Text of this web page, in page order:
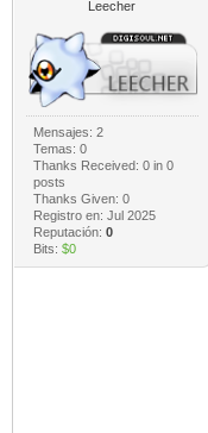
Leecher
Mensajes: 2
Temas: 0
Thanks Received: 0in 0
posts
Thanks Given: 0
Registro en: Jul 2025
Reputación: 0
Bits: $0